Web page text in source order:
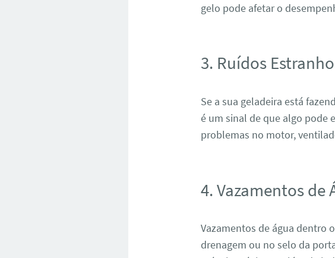
gelo pode afetar o
3. Ruídos
Se a sua geladeira está
é um sinal de que algo pode
problemas no motor,
4. Vazamentos de
Vazamentos de água dentro
drenagem ou no selo da